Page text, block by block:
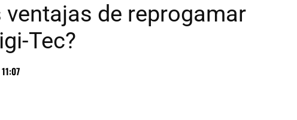
ventajas de reprogamar
Tec?